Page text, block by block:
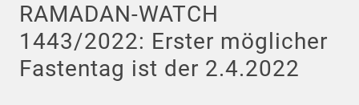
RAMADAN-WATCH
1443/2022: Erster möglicher
Fastentag ist der 2.4.2022